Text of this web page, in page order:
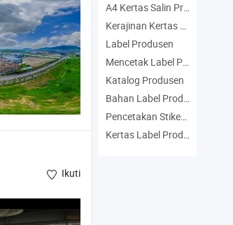
Ikuti
A4 Kertas Salin Produsen
Kerajinan Kertas Produsen
Label Produsen
Mencetak Label Produsen
Katalog Produsen
Bahan Label Produsen
Pencetakan Stiker Produsen
Kertas Label Produsen